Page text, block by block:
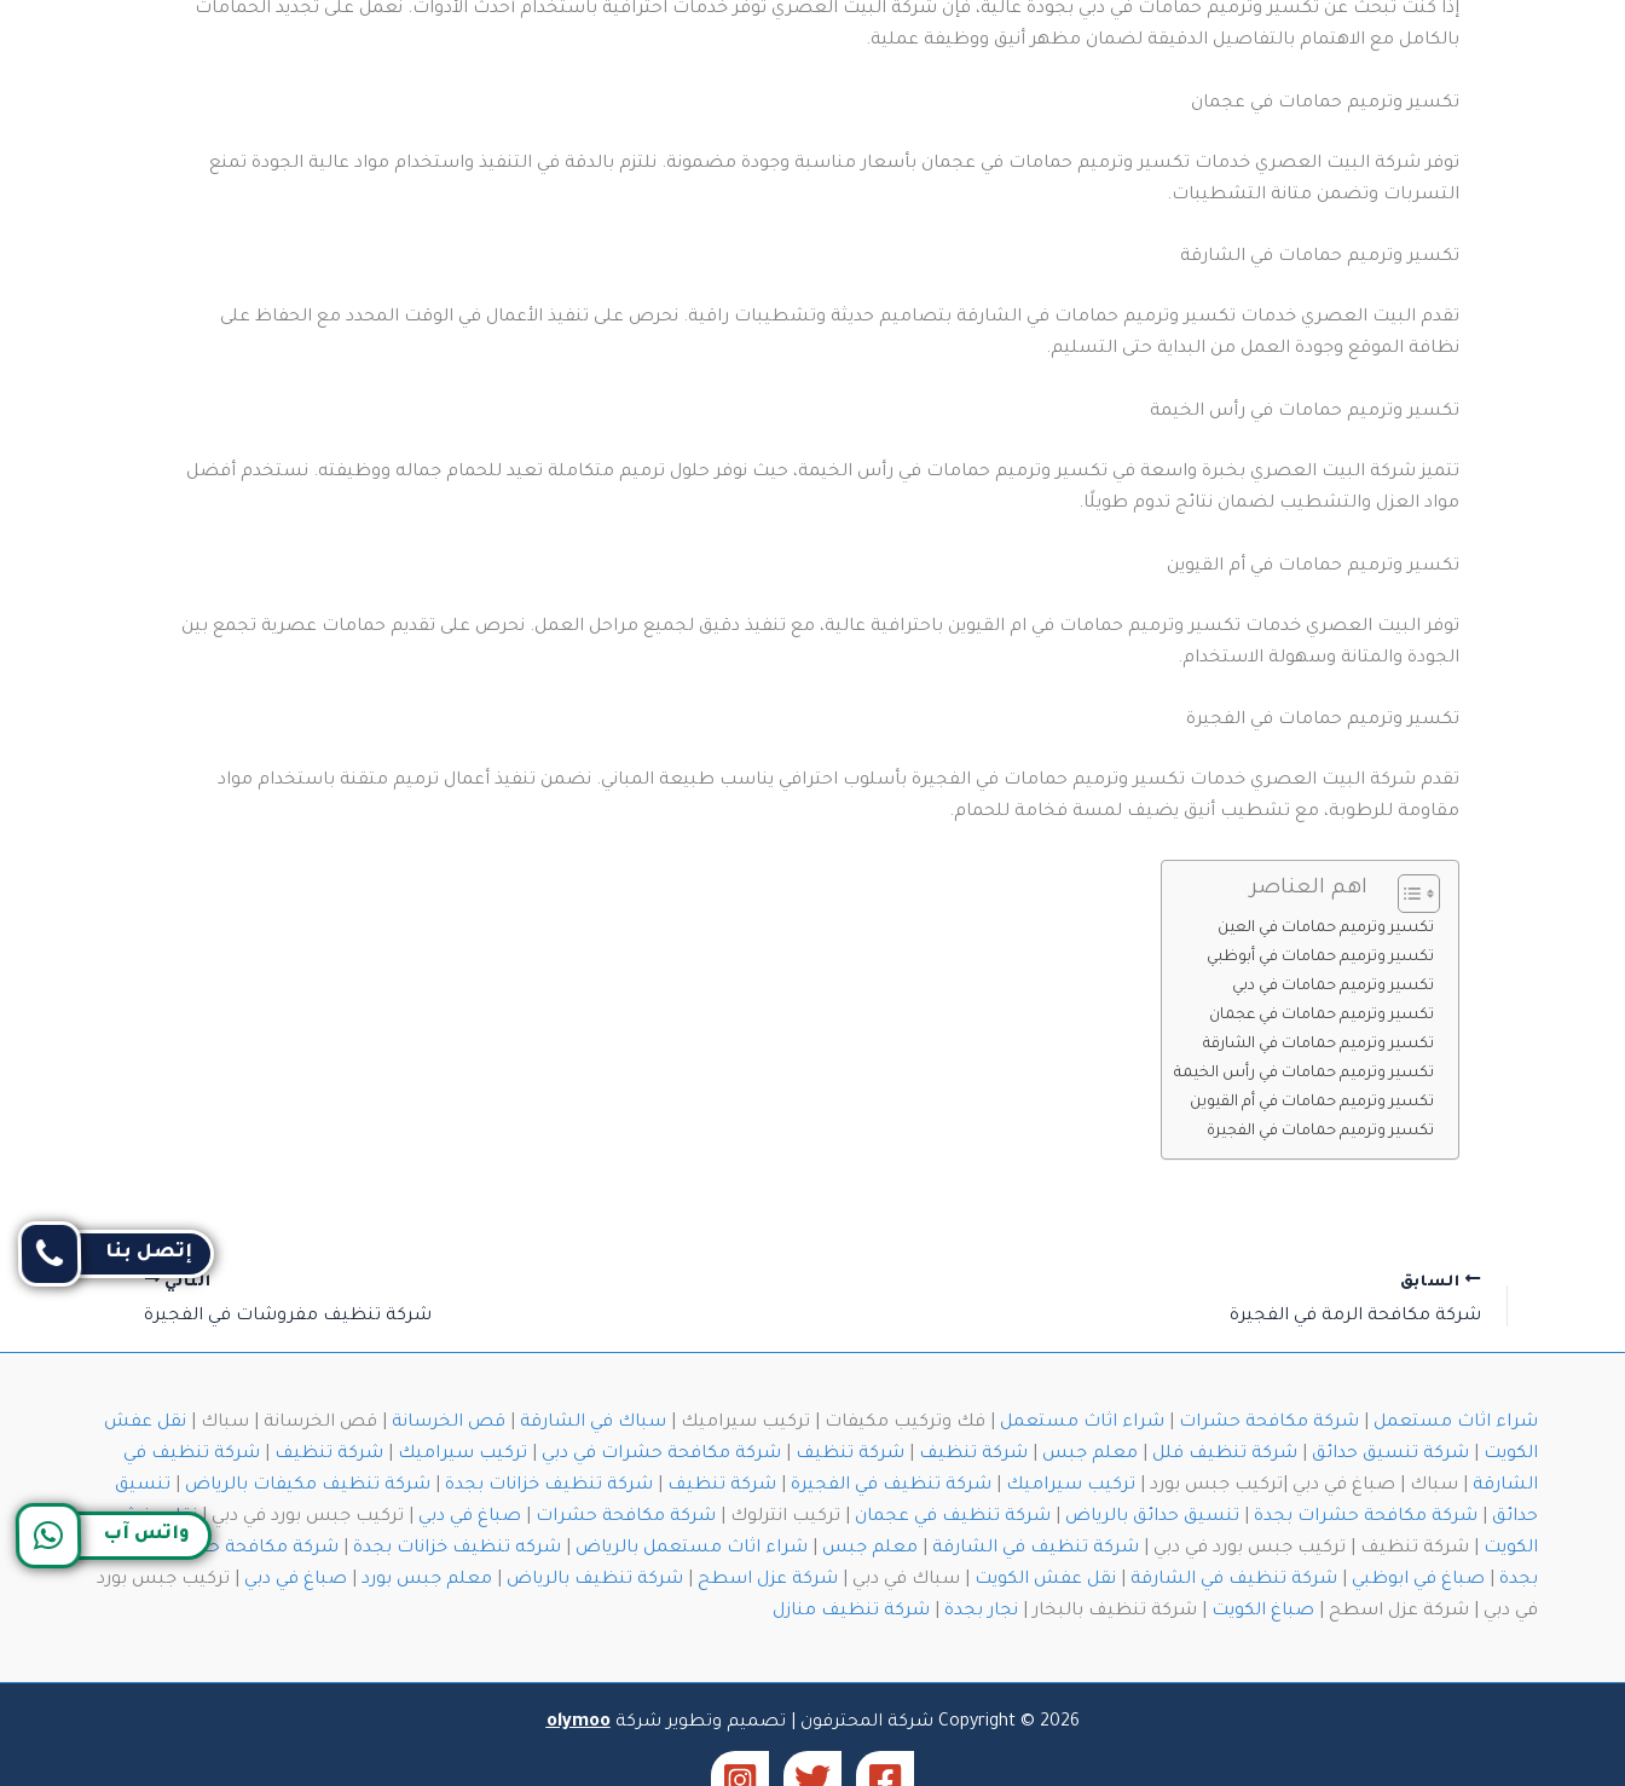
إذا كنت تبحث عن تكسير وترميم حمامات في دبي بجودة عالية، فإن شركة البيت العصري توفر خدمات احترافية باستخدام أحدث الأدوات. نعمل على تجديد الحمامات
بالكامل مع الاهتمام بالتفاصيل الدقيقة لضمان مظهر أنيق ووظيفة عملية.
تكسير وترميم حمامات في عجمان
توفر شركة البيت العصري خدمات تكسير وترميم حمامات في عجمان بأسعار مناسبة وجودة مضمونة. نلتزم بالدقة في التنفيذ واستخدام مواد عالية الجودة تمنع
التسربات وتضمن متانة التشطيبات.
تكسير وترميم حمامات في الشارقة
تقدم البيت العصري خدمات تكسير وترميم حمامات في الشارقة بتصاميم حديثة وتشطيبات راقية. نحرص على تنفيذ الأعمال في الوقت المحدد مع الحفاظ على
نظافة الموقع وجودة العمل من البداية حتى التسليم.
تكسير وترميم حمامات في رأس الخيمة
تتميز شركة البيت العصري بخبرة واسعة في تكسير وترميم حمامات في رأس الخيمة، حيث نوفر حلول ترميم متكاملة تعيد للحمام جماله ووظيفته. نستخدم أفضل
مواد العزل والتشطيب لضمان نتائج تدوم طويلًا.
تكسير وترميم حمامات في أم القيوين
توفر البيت العصري خدمات تكسير وترميم حمامات في ام القيوين باحترافية عالية، مع تنفيذ دقيق لجميع مراحل العمل. نحرص على تقديم حمامات عصرية تجمع بين
الجودة والمتانة وسهولة الاستخدام.
تكسير وترميم حمامات في الفجيرة
تقدم شركة البيت العصري خدمات تكسير وترميم حمامات في الفجيرة بأسلوب احترافي يناسب طبيعة المباني. نضمن تنفيذ أعمال ترميم متقنة باستخدام مواد
مقاومة للرطوبة، مع تشطيب أنيق يضيف لمسة فخامة للحمام.
اهم العناصر
تكسير وترميم حمامات في العين
تكسير وترميم حمامات في أبوظبي
تكسير وترميم حمامات في دبي
تكسير وترميم حمامات في عجمان
تكسير وترميم حمامات في الشارقة
تكسير وترميم حمامات في رأس الخيمة
تكسير وترميم حمامات في أم القيوين
تكسير وترميم حمامات في الفجيرة
السابق
شركة مكافحة الرمة في الفجيرة
التالي
شركة تنظيف مفروشات في الفجيرة
شراء اثاث مستعمل شركة مكافحة حشرات شراء اثاث مستعمل | فك وتركيب مكيفات | تركيب سيراميك | سباك في الشارقة قص الخرسانة | قص الخرسانة | سباك | نقل عفش
الكويت
شركة تنسيق حدائق شركة تنظيف فلل معلم جبس شركة تنظيف شركة تنظيف شركة مكافحة حشرات في دبي تركيب سيراميك شركة تنظيف
شركة تنظيف في
الشارقة | سباك | صباغ في دبي |تركيب جبس بورد | تركيب سيراميك شركة تنظيف في الفجيرة شركة تنظيف شركة تنظيف خزانات بجدة شركة تنظيف مكيفات بالرياض
تنسيق
حدائق
شركة مكافحة حشرات بجدة تنسيق حدائق بالرياض شركة تنظيف في عجمان | تركيب انترلوك | شركة مكافحة حشرات صباغ في دبي | تركيب جبس بورد في دبي |نقل عفش
الكويت
| شركة تنظيف | تركيب جبس بورد في دبي | شركة تنظيف في الشارقة معلم جبس شراء اثاث مستعمل بالرياض شركه تنظيف خزانات بجدة
شركة مكافحة حشرات
بجدة
صباغ في ابوظبي شركة تنظيف في الشارقة نقل عفش الكويت | سباك في دبي | شركة عزل اسطح شركة تنظيف بالرياض معلم جبس بورد صباغ في دبي | تركيب جبس بورد
في دبي | شركة عزل اسطح | صباغ الكويت | شركة تنظيف بالبخار | نجار بجدة شركة تنظيف منازل
Copyright © 2026 شركة المحترفون | تصميم وتطوير شركة olymoo
واتس آب
إتصل بنا